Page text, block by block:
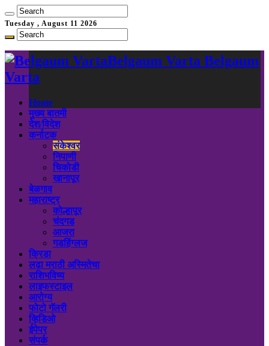
Tuesday , August 11 2026
Belgaum Varta Belgaum
Varta
Home
मुख्य बातमी
देश/विदेश
कर्नाटक
संकेश्वर
निपाणी
चिकोडी
खानापूर
बेळगाव
महाराष्ट्र
कोल्हापूर
चंदगड
आजरा
गडहिंग्लज
क्रिडा
लढा मराठी अस्मितेचा
राशिभविष्य
लाइफस्टाइल
आरोग्य
फोटो गॅलरी
व्हिडिओ
ईपेपर
संपर्क